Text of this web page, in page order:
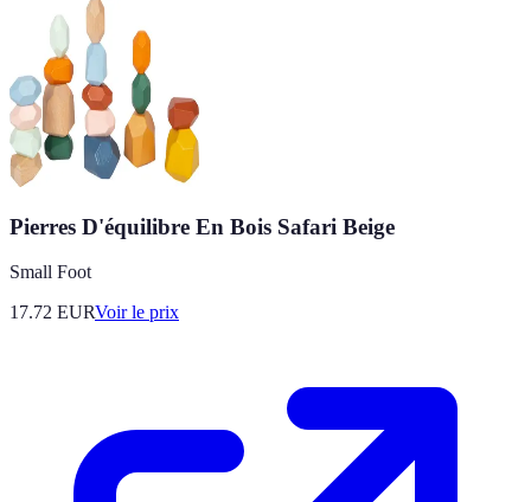
Pierres D'équilibre En Bois Safari Beige
Small Foot
17.72 EURVoir le prix